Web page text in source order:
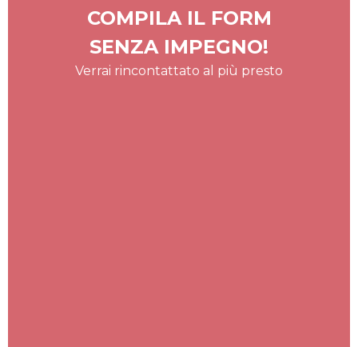
COMPILA IL FORM
SENZA IMPEGNO!
Verrai rincontattato al più presto